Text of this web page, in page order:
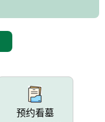
预约看墓